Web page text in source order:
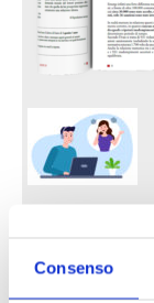
Consenso